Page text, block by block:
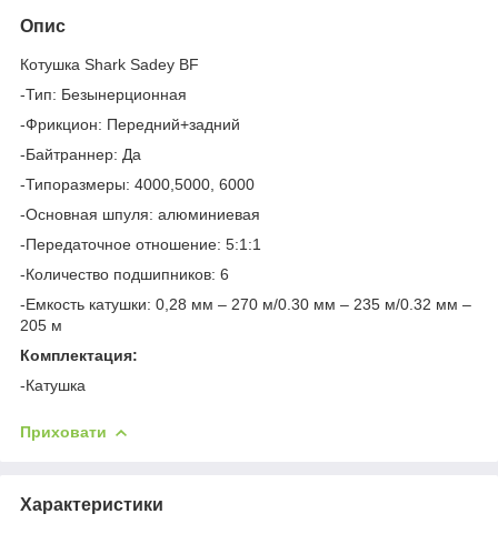
Опис
Котушка Shark Sadey BF
-Тип: Безынерционная
-Фрикцион: Передний+задний
-Байтраннер: Да
-Типоразмеры: 4000,5000, 6000
-Основная шпуля: алюминиевая
-Передаточное отношение: 5:1:1
-Количество подшипников: 6
-Емкость катушки: 0,28 мм – 270 м/0.30 мм – 235 м/0.32 мм –
205 м
Комплектация:
-Катушка
Приховати
Характеристики